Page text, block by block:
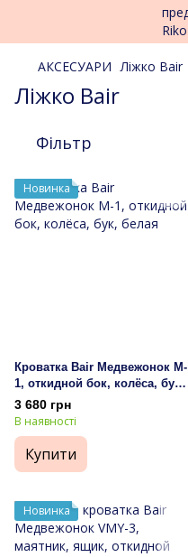
АКСЕСУАРИ Ліжко Bair
Ліжко Bair
Фільтр
Новинка
Кроватка Bair Медвежонок M-
1, откидной бок, колёса, бук,
белая
3 680 грн
В наявності
Купити
Новинка